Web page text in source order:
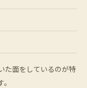
た面をしているのが特